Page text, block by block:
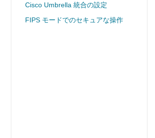
Cisco Umbrella 統合の設定
FIPS モードでのセキュアな操作